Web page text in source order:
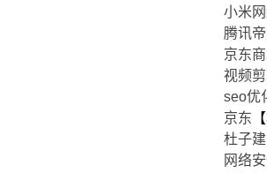
小米
腾讯帝
京东
视频
seo优
京东
杜子建
网络